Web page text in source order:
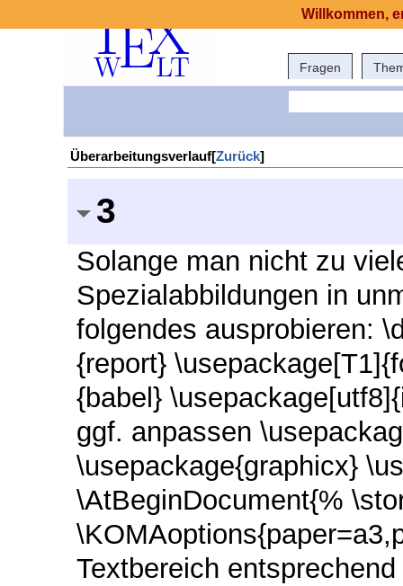
Fragen
Überarbeitungsverlauf[Zurück]
3
Solange man nicht zu
Spezialabbildungen in
folgendes ausprobieren:
{report}
{babel}
ggf. anpassen
\usepackage{graphicx}
\AtBeginDocument{%
Textbereich
Willkommen,